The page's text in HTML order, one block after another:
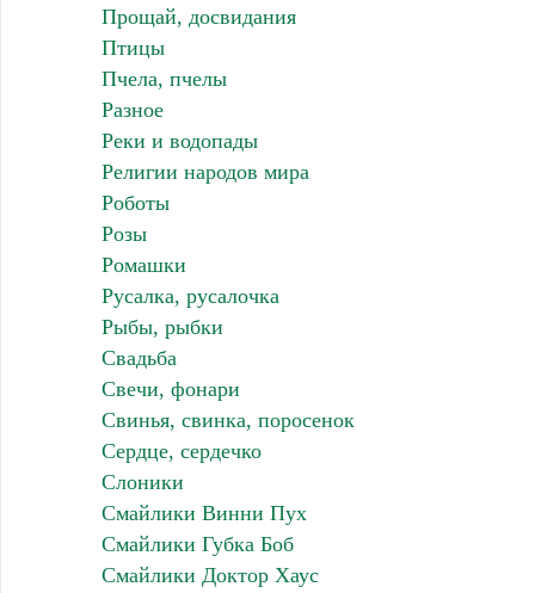
Прощай, досвидания
Птицы
Пчела, пчелы
Разное
Реки и водопады
Религии народов мира
Роботы
Розы
Ромашки
Русалка, русалочка
Рыбы, рыбки
Свадьба
Свечи, фонари
Свинья, свинка, поросенок
Сердце, сердечко
Слоники
Смайлики Винни Пух
Смайлики Губка Боб
Смайлики Доктор Хаус